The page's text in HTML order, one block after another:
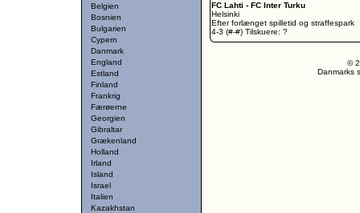
Belgien
Bosnien
Bulgarien
Cypern
Danmark
England
Estland
Finland
Frankrig
Færøerne
Georgien
Gibraltar
Grækenland
Holland
Irland
Island
Israel
Italien
Kazakhstan
FC Lahti - FC Inter Turku
Helsinki
Efter forlænget spilletid og straffespark
4-3 (#-#) Tilskuere: ?
©
Danmarks